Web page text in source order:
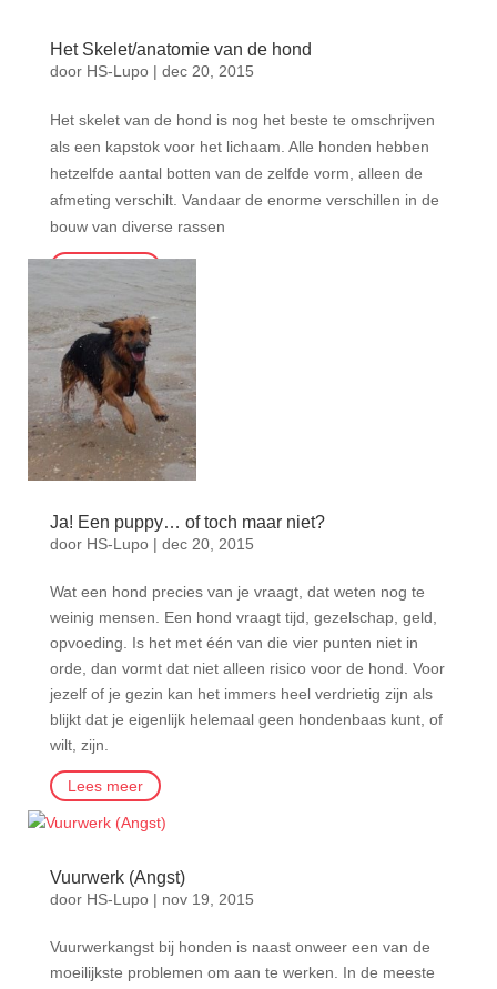
Het Skelet/anatomie van de hond
door HS-Lupo| dec 20, 2015
Het skelet van de hond is nog het beste te omschrijven
als een kapstok voor het lichaam. Alle honden hebben
hetzelfde aantal botten van de zelfde vorm, alleen de
afmeting verschilt. Vandaar de enorme verschillen in de
bouw van diverse rassen
Ja! Een puppy… of toch maar niet?
door HS-Lupo| dec 20, 2015
Wat een hond precies van je vraagt, dat weten nog te
weinig mensen. Een hond vraagt tijd, gezelschap, geld,
opvoeding. Is het met één van die vier punten niet in
orde, dan vormt dat niet alleen risico voor de hond. Voor
jezelf of je gezin kan het immers heel verdrietig zijn als
blijkt dat je eigenlijk helemaal geen hondenbaas kunt, of
wilt, zijn.
Lees meer
Vuurwerk (Angst)
door HS-Lupo| nov 19, 2015
Vuurwerkangst bij honden is naast onweer een van de
moeilijkste problemen om aan te werken. In de meeste